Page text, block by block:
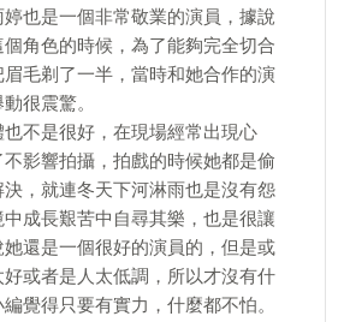
也是一個非常敬業的演員，據說
角色的時候，為了能夠完全切合
毛剃了一半，當時和她合作的演
很震驚。
不是很好，在現場經常出現心
影響拍攝，拍戲的時候她都是偷
，就連冬天下河淋雨也是沒有怨
成長艱苦中自尋其樂，也是很讓
還是一個很好的演員的，但是或
或者是人太低調，所以才沒有什
覺得只要有實力，什麼都不怕。